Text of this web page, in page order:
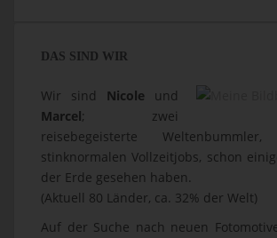
DAS SIND WIR
Wir sind Nicole und
Marcel; zwei
reisebegeisterte
stinknormalen Vollzeitjobs, schon
der Erde gesehen haben.
(Aktuell 80 Länder, ca. 32% der Welt)
Auf der Suche nach neuen